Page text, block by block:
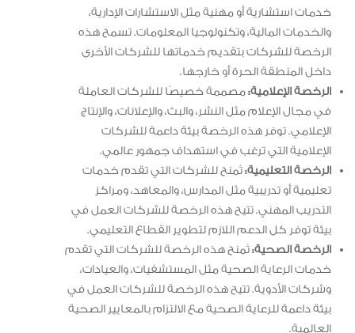
خدمات استشارية أو مهنية مثل الاستشارات الإدارية،
والخدمات المالية، وتكنولوجيا المعلومات. تسمح هذه
الرخصة للشركات بتقديم خدماتها للشركات الأخرى
داخل المنطقة الحرة أو خارجها.
الرخصة الإعلامية:مصممة خصيصًا للشركات العاملة
في مجال الإعلام مثل النشر، والبث، والإعلانات، والإنتاج
الإعلامي. توفر هذه الرخصة بيئة داعمة للشركات
الإعلامية التي ترغب في استهداف جمهور عالمي.
الرخصة التعليمية:تُمنح للشركات التي تقدم خدمات
تعليمية أو تدريبية مثل المدارس، والمعاهد، ومراكز
التدريب المهني. تتيح هذه الرخصة للشركات العمل في
بيئة توفر كل الدعم اللازم لتطوير القطاع التعليمي.
الرخصة الصحية:تُمنح هذه الرخصة للشركات التي تقدم
خدمات الرعاية الصحية مثل المستشفيات، والعيادات،
وشركات الأدوية. تتيح هذه الرخصة للشركات العمل في
بيئة داعمة للرعاية الصحية مع الالتزام بالمعايير الصحية
العالمية.